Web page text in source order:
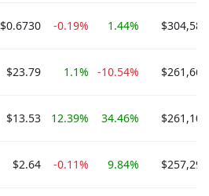
$0.6730 -0.19% 1.44%
$23.79 1.1% -10.54%
$13.53 12.39% 34.46%
$2.64 -0.11% 9.84%